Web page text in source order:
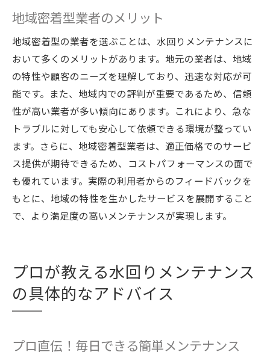
地域密着型業者のメリット
地域密着型の業者を選ぶことは、水回りメンテナンスに
おいて多くのメリットがあります。地元の業者は、地域
の特性や顧客のニーズを理解しており、迅速な対応が可
能です。また、地域内での評判が重要であるため、信頼
性が高い業者が多い傾向にあります。これにより、急な
トラブルに対しても安心して依頼できる環境が整ってい
ます。さらに、地域密着型業者は、適正価格でのサービ
ス提供が期待できるため、コストパフォーマンスの面で
も優れています。実際の利用者からのフィードバックを
もとに、地域の特性を生かしたサービスを展開すること
で、より満足度の高いメンテナンスが実現します。
プロが教える水回りメンテナンス
の具体的なアドバイス
プロ直伝！毎日できる簡単メンテナンス